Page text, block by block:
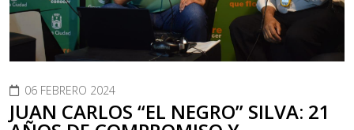
06 FEBRERO 2024
JUAN CARLOS “EL NEGRO” SILVA: 21